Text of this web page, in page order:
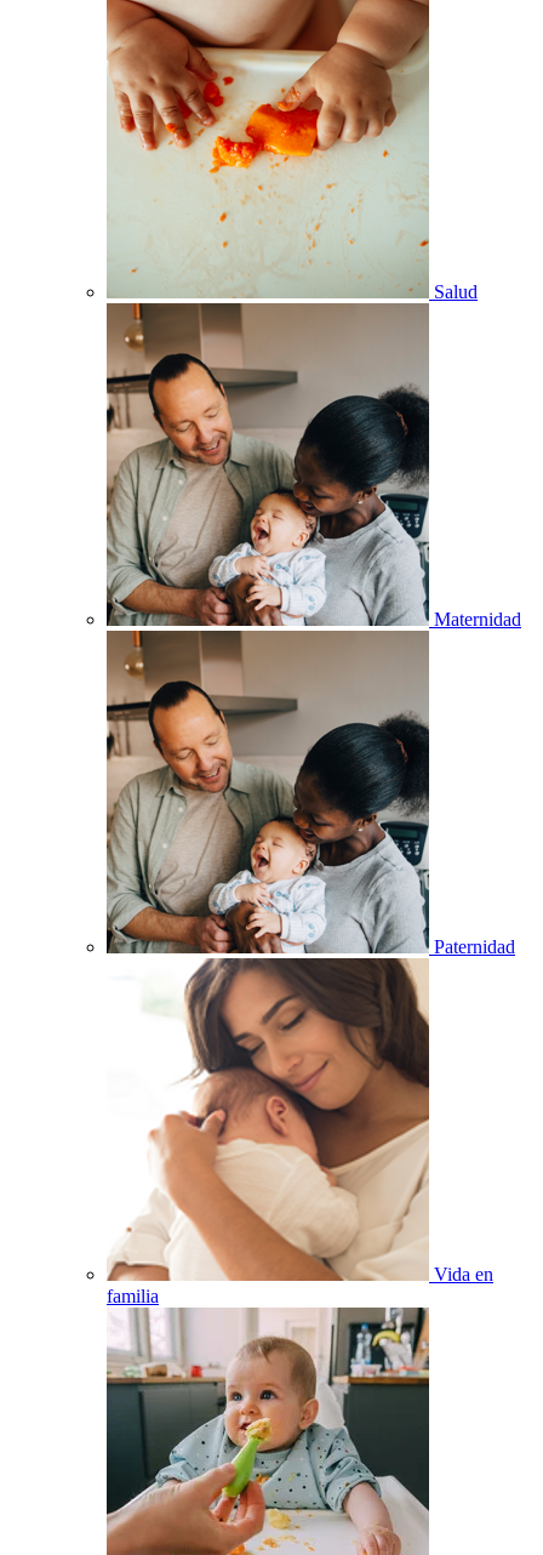
Salud
Maternidad
Paternidad
Vida en
familia